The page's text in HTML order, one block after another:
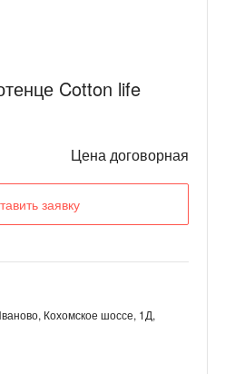
Cotton life
Цена договорная
заявку
Кохомское шоссе, 1Д,